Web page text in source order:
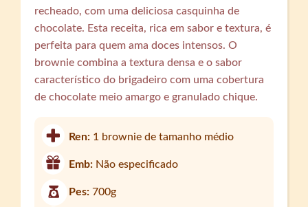
recheado, com uma deliciosa casquinha de
chocolate. Esta receita, rica em sabor e textura, é
perfeita para quem ama doces intensos. O
brownie combina a textura densa e o sabor
característico do brigadeiro com uma cobertura
de chocolate meio amargo e granulado chique.
Ren: 1 brownie de tamanho médio
Emb: Não especificado
Pes:700g